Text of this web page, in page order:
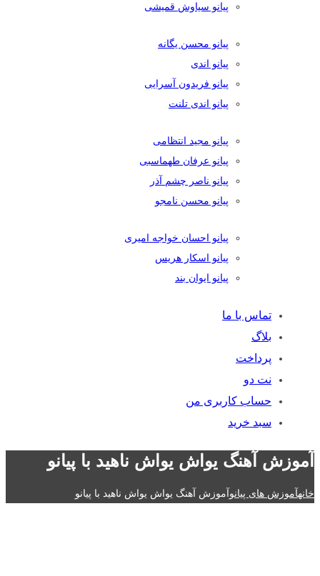
پیانو سیاوش قمیشی
پیانو محسن یگانه
پیانو اندی
پیانو فریدون آسرایی
پیانو اندی تلنت
پیانو مجید انتظامی
پیانو عرفان طهماسبی
پیانو ناصر چشم آذر
پیانو محسن نامجو
پیانو احسان خواجه امیری
پیانو اسکار هریس
پیانو ایوان بند
تماس با ما
بلاگ
پرداخت
نت دو
حساب کاربری من
سبد خرید
آموزش آهنگ یواش یواش ناهید با پیانو
خانهآموزش های پیانوآموزش آهنگ یواش یواش ناهید با پیانو